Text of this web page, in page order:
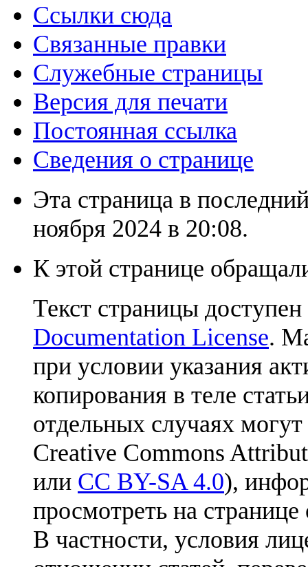
Ссылки сюда
Связанные правки
Служебные страницы
Версия для печати
Постоянная ссылка
Сведения о странице
Эта страница в
ноября 2024 в 20:08.
К этой странице
Текст страницы
Documentation License.
при условии указания
копирования в теле
отдельных случаях
Creative Commons
или CC BY-SA 4.0),
просмотреть на
В частности, условия